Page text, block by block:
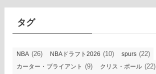
イ
タグ
NBA (26) NBAドラフト2026 (10) spurs (22)
カーター・ブライアント (9) クリス・ポール (22)